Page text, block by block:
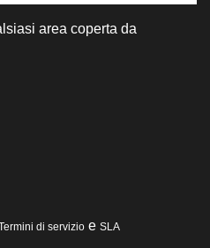
area coperta da
di servizio e SLA